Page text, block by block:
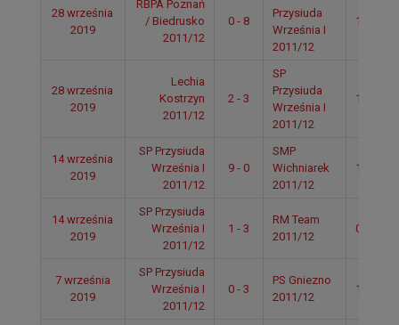
28 września
2019
RBPA Poznań
/ Biedrusko
2011/12
0 - 8
Przysiuda
Września I
2011/12
11:30
28 września
2019
Lechia
Kostrzyn
2011/12
2 - 3
SP
Przysiuda
Września I
2011/12
10:15
14 września
2019
SP Przysiuda
Września I
2011/12
9 - 0
SMP
Wichniarek
2011/12
11:30
14 września
2019
SP Przysiuda
Września I
2011/12
1 - 3
RM Team
2011/12
09:50
7 września
2019
SP Przysiuda
Września I
2011/12
0 - 3
PS Gniezno
2011/12
11:55